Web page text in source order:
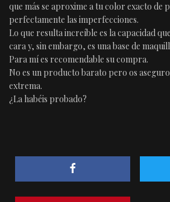
que más se aproxime a tu color exacto de
perfectamente las imperfecciones.
Lo que resulta increíble es la capacidad
cara y, sin embargo, es una base de
Para mí es recomendable su compra.
No es un producto barato pero os aseguro
extrema.
¿La habéis probado?